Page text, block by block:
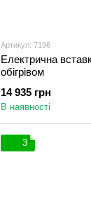
Артикул: 7196
Електрична
обігрівом
14 935 грн
В наявності
3